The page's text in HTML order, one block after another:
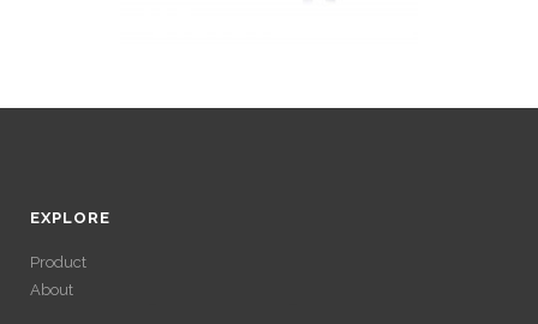
EXPLORE
Product
About